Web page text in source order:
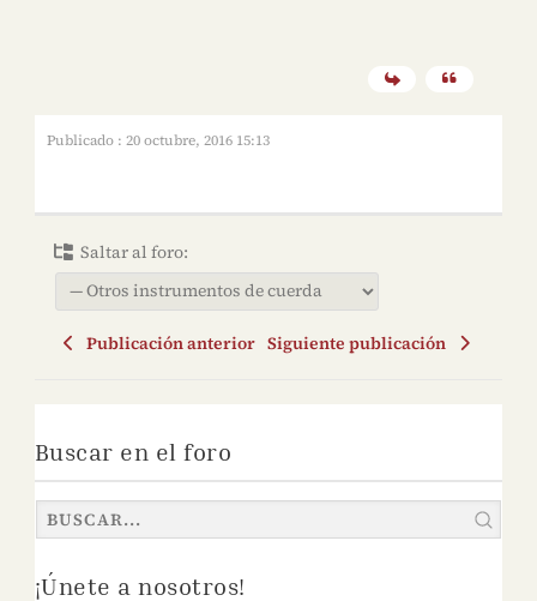
Publicado : 20 octubre, 2016 15:13
Saltar al foro:
Publicación anterior Siguiente publicación
Buscar en el foro
¡Únete a nosotros!